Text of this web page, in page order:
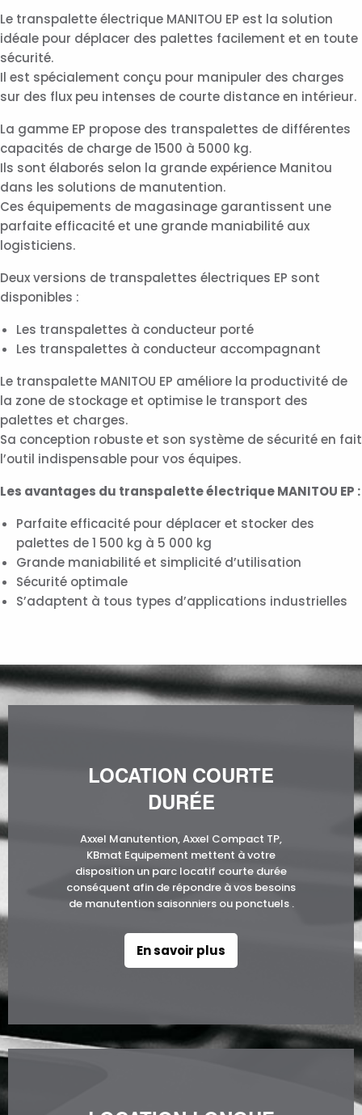
Le transpalette électrique MANITOU EP est la solution
idéale pour déplacer des palettes facilement et en toute
sécurité.
Il est spécialement conçu pour manipuler des charges
sur des flux peu intenses de courte distance en intérieur.
La gamme EP propose des transpalettes de différentes
capacités de charge de 1500 à 5000 kg.
Ils sont élaborés selon la grande expérience Manitou
dans les solutions de manutention.
Ces équipements de magasinage garantissent une
parfaite efficacité et une grande maniabilité aux
logisticiens.
Deux versions de transpalettes électriques EP sont
disponibles :
Les transpalettes à conducteur porté
Les transpalettes à conducteur accompagnant
Le transpalette MANITOU EP améliore la productivité de
la zone de stockage et optimise le transport des
palettes et charges.
Sa conception robuste et son système de sécurité en fait
l’outil indispensable pour vos équipes.
Les avantages du transpalette électrique MANITOU EP :
Parfaite efficacité pour déplacer et stocker des
palettes de 1 500 kg à 5 000 kg
Grande maniabilité et simplicité d’utilisation
Sécurité optimale
S’adaptent à tous types d’applications industrielles
LOCATION COURTE
DURÉE
Axxel Manutention, Axxel Compact TP,
KBmat Equipement mettent à votre
disposition un parc locatif courte durée
conséquent afin de répondre à vos besoins
de manutention saisonniers ou ponctuels .
En savoir plus